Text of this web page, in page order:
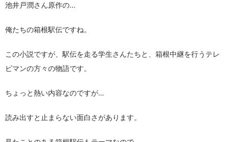
池井戸潤さん原作の…
俺たちの箱根駅伝ですね。
この小説ですが、駅伝を走る学生さんたちと、箱根中継を行うテレ
ビマンの方々の物語です。
ちょっと熱い内容なのですが…
読み出すと止まらない面白さがあります。